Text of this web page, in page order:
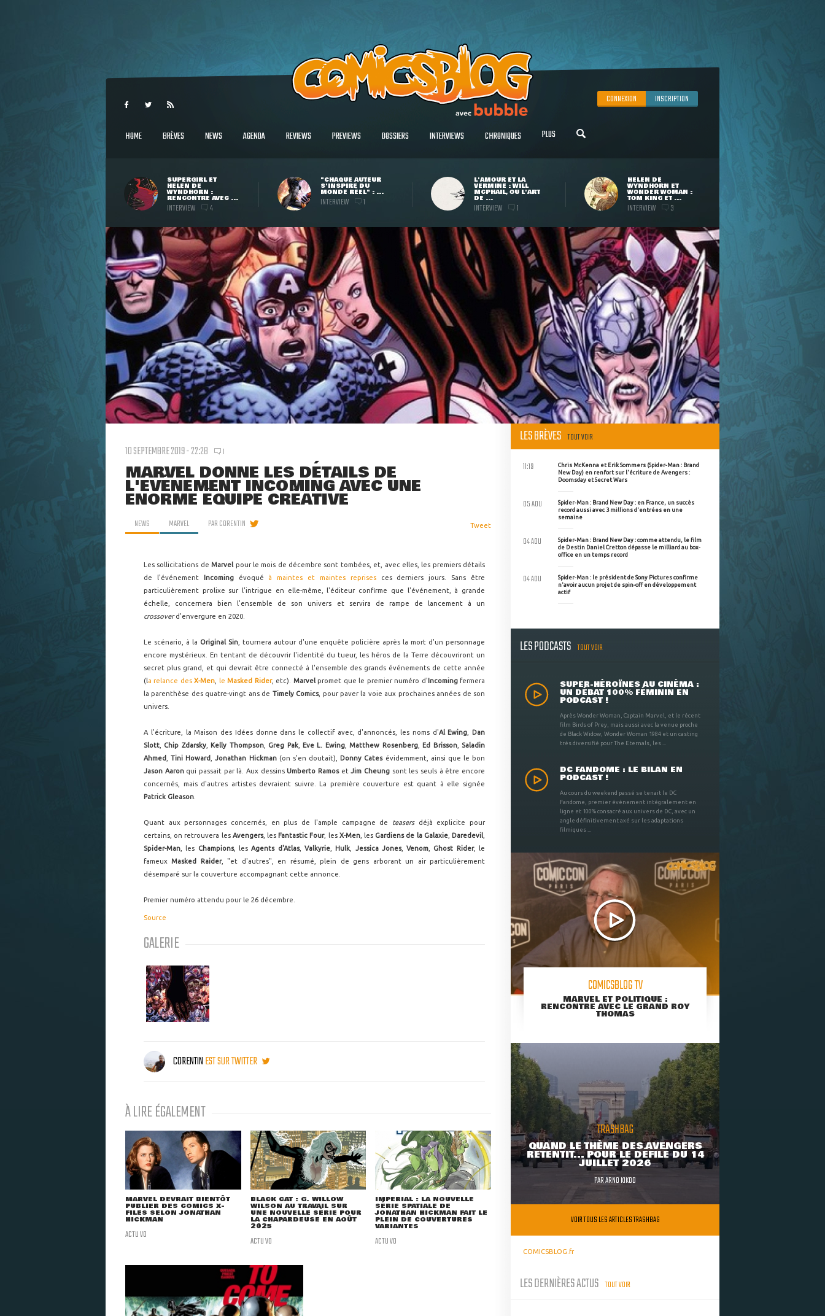
CONNEXION INSCRIPTION
HOME BRÈVES NEWS AGENDA REVIEWS PREVIEWS DOSSIERS INTERVIEWS CHRONIQUES PLUS
SUPERGIRL ET
HELEN DE
WYNDHORN :
RENCONTRE AVEC ...
INTERVIEW 4
"CHAQUE AUTEUR
S'INSPIRE DU
MONDE RÉEL" : ...
INTERVIEW 1
L'AMOUR ET LA
VERMINE : WILL
MCPHAIL, OU L'ART
DE ...
INTERVIEW 1
HELEN DE
WYNDHORN ET
WONDER WOMAN :
TOM KING ET ...
INTERVIEW 3
10 SEPTEMBRE 2019 - 22:28 1
MARVEL DONNE LES DÉTAILS DE
L'ÉVÉNEMENT INCOMING AVEC UNE
ÉNORME ÉQUIPE CRÉATIVE
NEWS MARVEL PARCORENTIN Tweet
Les sollicitations deMarvel pour le mois de décembre sont tombées, et, avec elles, les premiers détails
de l'événement
Incomingévoqué à maintes et maintes reprisesces derniers jours. Sans être
particulièrement prolixe sur l'intrigue en elle-même, l'éditeur confirme que l'événement, à grande
échelle, concernera bien l'ensemble de son univers et servira de rampe de lancement à un
crossoverd'envergure en 2020.
Le scénario, à la Original Sin , tournera autour d'une enquête policière après la mort d'un personnage
encore mystérieux. En tentant de découvrir l'identité du tueur, les héros de la Terre découvriront un
secret plus grand, et qui devrait être connecté à l'ensemble des grands événements de cette année
(la relance desX-Men leMasked Rider, etc). Marvelpromet que le premier numéro d'Incomingfermera
la parenthèse des quatre-vingt ans de Timely Comics, pour paver la voie aux prochaines années de son
univers.
A l'écriture, la Maison des Idées donne dans le collectif avec, d'annoncés, les noms d'Al Ewing
Dan
Slott
Chip Zdarsky, Kelly Thompson, Greg Pak, Eve L. Ewing,Matthew Rosenberg, Ed Brisson, Saladin
Ahmed
,Tini Howard ,Jonathan Hickman (on s'en doutait), Donny Cates évidemment, ainsi que le bon
Jason Aaron qui passait par là. Aux dessinsUmberto Ramos etJim Cheung sont les seuls à être encore
concernés, mais d'autres artistes devraient suivre. La première couverture est quant à elle signée
Patrick Gleason
Quant aux personnages concernés, en plus de l'ample campagne de teasersdéjà explicite pour
certains, on retrouvera les Avengers, les Fantastic Four, les X-Men, les Gardiens de la Galaxie, Daredevil
Spider-Man , les Champions, lesAgents d'Atlas, Valkyrie, Hulk Jessica Jones,Venom Ghost Rider, le
fameuxMasked Raider, "et d'autres", en résumé, plein de gens arborant un air particulièrement
désemparé sur la couverture accompagnant cette annonce.
Premier numéro attendu pour le 26 décembre.
Source
GALERIE
CORENTINEST SUR TWITTER
À LIRE ÉGALEMENT
MARVEL DEVRAIT BIENTÔT
PUBLIER DES COMICS X-
FILES SELON JONATHAN
HICKMAN
ACTU VO
BLACK CAT : G. WILLOW
WILSON AU TRAVAIL SUR
UNE NOUVELLE SÉRIE POUR
LA CHAPARDEUSE EN AOÛT
2025
ACTU VO
IMPERIAL : LA NOUVELLE
SÉRIE SPATIALE DE
JONATHAN HICKMAN FAIT LE
PLEIN DE COUVERTURES
VARIANTES
ACTU VO
LES BRÈVES TOUT VOIR
Chris McKenna et Erik Sommers (Spider-Man : Brand
New Day) en renfort sur l'écriture de Avengers :
Doomsday et Secret Wars
11:19
Spider-Man : Brand New Day : en France, un succès
record aussi avec 3 millions d'entrées en une
semaine
05 AOU
Spider-Man : Brand New Day : comme attendu, le film
de Destin Daniel Cretton dépasse le milliard au box-
office en un temps record
04 AOU
Spider-Man : le président de Sony Pictures confirme
n'avoir aucun projet de spin-off en développement
actif
04 AOU
LES PODCASTS TOUT VOIR
SUPER-HÉROÏNES AU CINÉMA :
UN DÉBAT 100% FÉMININ EN
PODCAST !
Après Wonder Woman, Captain Marvel, et le récent
film Birds of Prey, mais aussi avec la venue proche
de Black Widow, Wonder Woman 1984 et un casting
très diversifié pour The Eternals, les ...
DC FANDOME : LE BILAN EN
PODCAST !
Au cours du weekend passé se tenait le DC
Fandome, premier évènement intégralement en
ligne et 100% consacré aux univers de DC, avec un
angle définitivement axé sur les adaptations
filmiques ...
COMICSBLOG TV
MARVEL ET POLITIQUE :
RENCONTRE AVEC LE GRAND ROY
THOMAS
TRASHBAG
QUAND LE THÈME DES AVENGERS
RETENTIT... POUR LE DÉFILÉ DU 14
JUILLET 2026
PARARNO KIKOO
VOIR TOUS LES ARTICLES TRASHBAG
COMICSBLOG.fr
LES DERNIÈRES ACTUS TOUT VOIR